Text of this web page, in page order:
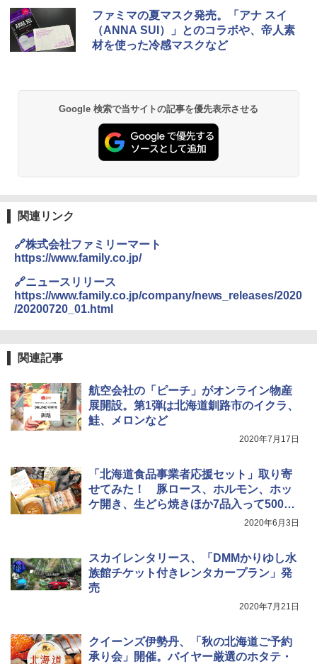
[キャンパーズコレクション 山善] ポップアッ
プテント 傘みたいに広げて畳める パッとサ
ッとサンシェード キューブ フルクローズ メ
ッシュ 簡単設置 ワンタッチテント キャンプ
PYKES PEAK (パイクスピーク) 着替えテン
ト プライバシー テント 【中が透けない】 1
人用 折りたたみ 防災グッズ 災害用トイレ ビ
ーチ ピクニック ポップアップテント 携帯 簡
ENDLESS BASE 《めざましテレビで紹介》
テント ワンタッチ RENEW 幅200 2-3人用 43
500002(88859)
￥5,999
￥9,990
[キャンパーズコレクション 山善] 傘みたいに
イド ブラックコーティング フルクローズ メ
ッシュ 4人用 簡単設置 ポップアップテント P
ATCW-150B エクルベージュ
DEWEL パラソル 大型 ビーチ アウトドアパ
ラソル ガーデン サイトシート付 折りたたみ
防水 UVカット 4段階高さ調整 軽量 収納袋付
き
BUNDOK(バンドック)ソロ ドーム 1 EX BDK
-08EX カーキ ソロキャンプ ポリエステル フ
レーム テント
￥14,800
￥2,980
ニューエラ New Era キャップ メッシュキャ
ップ 9FORTY AFrame 15226380 NER37C00
￥4,400
熊撃退スプレー 熊よけスプレー 熊スプレー
0ml（連続噴射30秒）110ml（連続噴射15
秒）射程5～10m 安全ロック搭載 携帯収納袋
付き ヒグマ・イノシシ対策 自治体・教育機
関の購入実績 登山・キャンプ・アウトドア・
防災用品 長期保存可能 緊急時用 日本国内発
￥3,680
ファミマの夏マスク発売。「アナ スイ
（ANNA SUI）」とのコラボや、帝人素
材を使った冷感マスクなど
Google 検索で当サイトの記事を優先表示させる
関連リンク
🔗株式会社ファミリーマート
https://www.family.co.jp/
🔗ニュースリリース
https://www.family.co.jp/company/news_releases/2020
/20200720_01.html
関連記事
航空会社の「ピーチ」がオンライン物産
展開設。第1弾は北海道釧路市のイクラ、
鮭、メロンなど
2020年7月17日
「北海道食品事業者応援セット」取り寄
せてみた！ 豚ロース、ホルモン、ホッ
ケ開き、生どら焼きほか7品入って5000
2020年6月3日
スカイレンタリース、「DMMかりゆし水
族館チケット付きレンタカープラン」発
売
2020年7月21日
クイーンズ伊勢丹、「秋の北海道ご予約
承り会」開催。バイヤー厳選のホタテ・